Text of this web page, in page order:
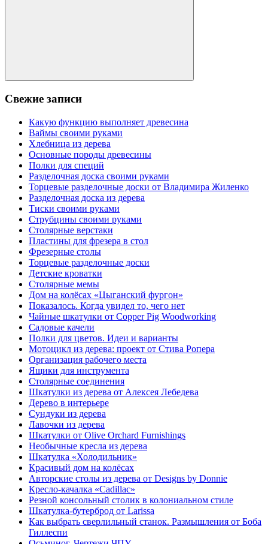
Поиск
Свежие записи
Какую функцию выполняет древесина
Ваймы своими руками
Хлебница из дерева
Основные породы древесины
Полки для специй
Разделочная доска своими руками
Торцевые разделочные доски от Владимира Жиленко
Разделочная доска из дерева
Тиски своими руками
Струбцины своими руками
Столярные верстаки
Пластины для фрезера в стол
Фрезерные столы
Торцевые разделочные доски
Детские кроватки
Столярные мемы
Дом на колёсах «Цыганский фургон»
Показалось. Когда увидел то, чего нет
Чайные шкатулки от Copper Pig Woodworking
Садовые качели
Полки для цветов. Идеи и варианты
Мотоцикл из дерева: проект от Стива Ропера
Организация рабочего места
Ящики для инструмента
Столярные соединения
Шкатулки из дерева от Алексея Лебедева
Дерево в интерьере
Сундуки из дерева
Лавочки из дерева
Шкатулки от Olive Orchard Furnishings
Необычные кресла из дерева
Шкатулка «Холодильник»
Красивый дом на колёсах
Авторские столы из дерева от Designs by Donnie
Кресло-качалка «Cadillac»
Резной консольный столик в колониальном стиле
Шкатулка-бутерброд от Larissa
Как выбрать сверлильный станок. Размышления от Боба
Гиллеспи